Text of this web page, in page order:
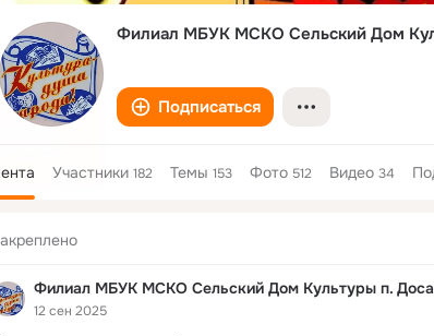
Филиал МБУК МСКО Сельский Дом
Подписаться
Участники 182 Темы 153 Фото 512 Видео 34
Филиал МБУК МСКО Сельский Дом Культуры п.
12 сен 2025